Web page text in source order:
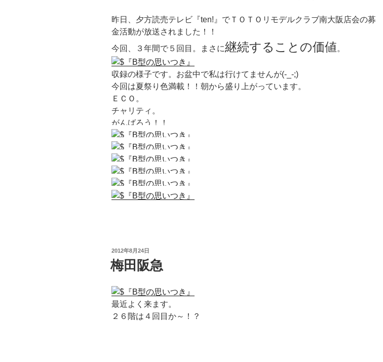
昨日、夕方読売テレビ『ten!』でＴＯＴＯリモデルクラブ南大阪店会の募
金活動が放送されました！！
今回、３年間で５回目。まさに継続することの価値。
収録の様子です。お盆中で私は行けてませんが(-_-;)
今回は夏祭り色満載！！朝から盛り上がっています。
ＥＣＯ。
チャリティ。
がんばろう！！
投
稿
日:
2012年8月24日
梅田阪急
最近よく来ます。
２６階は４回目か～！？